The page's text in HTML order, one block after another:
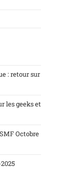
: retour sur
les geeks et
Octobre